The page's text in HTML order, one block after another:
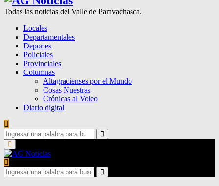
Todas las noticias del Valle de Paravachasca.
Locales
Departamentales
Deportes
Policiales
Provinciales
Columnas
Altagracienses por el Mundo
Cosas Nuestras
Crónicas al Voleo
Diario digital
Search
for:
Search
Primary
Menu
Search
for:
Search